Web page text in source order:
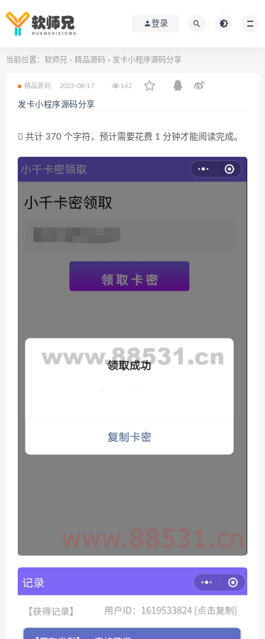
登录
当前位置： 软师兄 > 精品源码 > 发卡小程序源码分享
精品源码 2023-08-17 142
发卡小程序源码分享
共计 370 个字符，预计需要花费 1 分钟才能阅读完成。